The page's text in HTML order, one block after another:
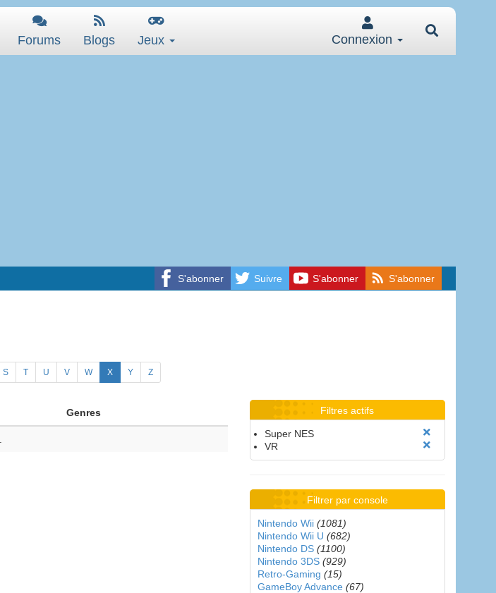
Forums Blogs Jeux Connexion
S'abonner Suivre S'abonner S'abonner
S T U V W X Y Z
Genres Filtres actifs
Super NES
VR
Filtrer par console
Nintendo Wii (1081)
Nintendo Wii U (682)
Nintendo DS (1100)
Nintendo 3DS (929)
Retro-Gaming (15)
GameBoy Advance (67)